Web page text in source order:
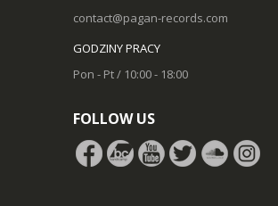
contact@pagan-records.com
GODZINY PRACY
Pon - Pt / 10:00 - 18:00
FOLLOW US